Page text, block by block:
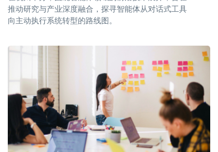
推动研究与产业深度融合，探寻智能体从对话式工具
向主动执行系统转型的路线图。